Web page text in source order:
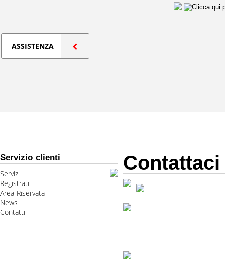
ASSISTENZA
Servizio clienti
Servizi
Registrati
Area Riservata
News
Contatti
Contattaci